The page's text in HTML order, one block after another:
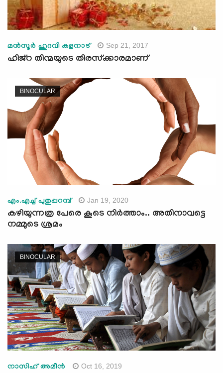
മന്‍സൂര്‍ ഹുദവി കളനാട് Sep 21, 2017
ഹിജ്‌റ തിന്മയുടെ തിരസ്‌ക്കാരമാണ്
BINOCULAR
എം.എച്ച് പുതുപ്പറമ്പ് Jan 19, 2020
കഴിയുന്നത്ര പേരെ കൂടെ നിര്‍ത്താം.. അതിനാവട്ടെ
നമ്മുടെ ശ്രമം
BINOCULAR
നാസിഹ് അമീന്‍ Oct 16, 2019